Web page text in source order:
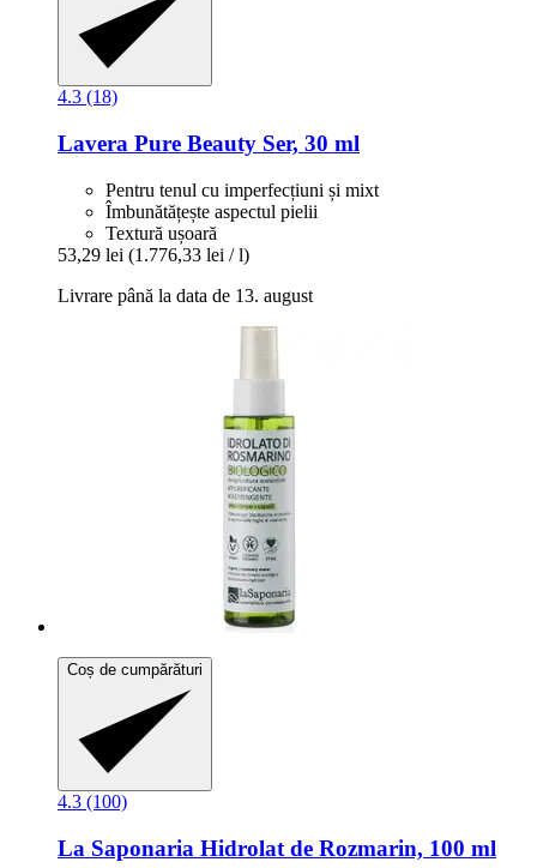
4.3 (18)
Lavera Pure Beauty Ser, 30 ml
Pentru tenul cu imperfecțiuni și mixt
Îmbunătățește aspectul pielii
Textură ușoară
53,29 lei (1.776,33 lei / l)
Livrare până la data de 13. august
Coș de cumpărături
4.3 (100)
La Saponaria Hidrolat de Rozmarin, 100 ml